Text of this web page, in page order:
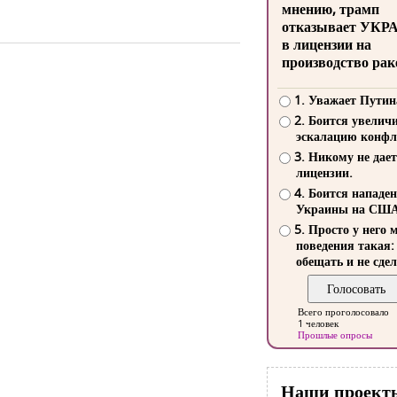
мнению, трамп
отказывает
в лицензии на
производство
1. Уважает
2. Боится
эскалацию
3. Никому не
лицензии.
4. Боится
Украины на
5. Просто у него
поведения такая:
обещать и не
Всего проголосовало
1 человек
Прошлые опросы
Наши